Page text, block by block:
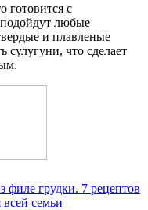
готовится с
любые
и плавленые
сулугуни, что сделает
филе грудки. 7 рецептов
семьи